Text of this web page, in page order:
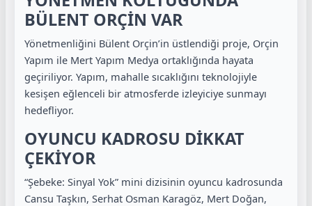
BÜLENT ORÇİN VAR
Yönetmenliğini Bülent Orçin’in üstlendiği proje, Orçin
Yapım ile Mert Yapım Medya ortaklığında hayata
geçiriliyor. Yapım, mahalle sıcaklığını teknolojiyle
kesişen eğlenceli bir atmosferde izleyiciye sunmayı
hedefliyor.
OYUNCU KADROSU DİKKAT
ÇEKİYOR
“Şebeke: Sinyal Yok” mini dizisinin oyuncu kadrosunda
Cansu Taşkın, Serhat Osman Karagöz, Mert Doğan,